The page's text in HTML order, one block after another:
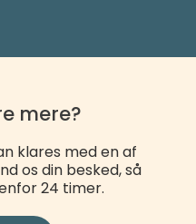
mere?
klares med en af
os din besked, så
24 timer.